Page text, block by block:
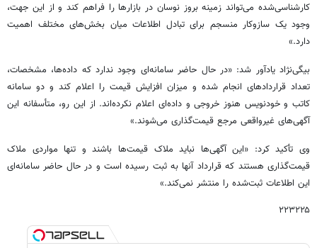
کارشناسی‌شده می‌تواند زمینه بروز نوسان در بازارها را فراهم کند و از این جهت،
وجود یک سازوکار منسجم برای تبادل اطلاعات میان بخش‌های مختلف اهمیت
دارد.»
بیگی‌نژاد یادآور شد: «در حال حاضر سامانه‌ای وجود ندارد که داده‌ها، مشخصات،
تعداد قراردادهای انجام شده و میزان افزایش قیمت را اعلام کند و دو سامانه
کاتب و خودنویس هنوز خروجی و داده‌ای اعلام نکرده‌اند. از این رو، متأسفانه این
آگهی‌های غیرواقعی مرجع قیمت‌گذاری می‌شوند.»
وی تأکید کرد: «این آگهی‌ها نباید ملاک قیمت‌ها باشند و تنها مواردی ملاک
قیمت‌گذاری هستند که قرارداد آنها به ثبت رسیده است و در حال حاضر سامانه‌ای
این اطلاعات ثبت‌شده را منتشر نمی‌کند.»
۲۲۳۲۲۵